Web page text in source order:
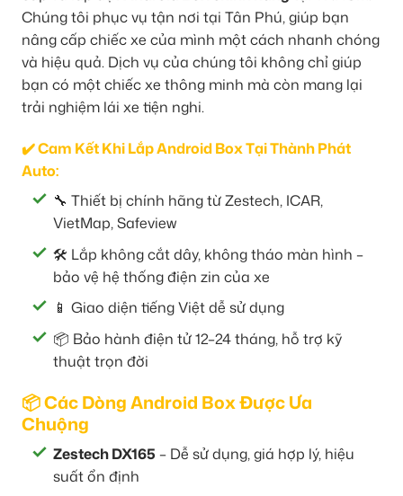
Chúng tôi phục vụ tận nơi tại Tân Phú, giúp bạn
nâng cấp chiếc xe của mình một cách nhanh chóng
và hiệu quả. Dịch vụ của chúng tôi không chỉ giúp
bạn có một chiếc xe thông minh mà còn mang lại
trải nghiệm lái xe tiện nghi.
✔️ Cam Kết Khi Lắp Android Box Tại Thành Phát
Auto:
🔧 Thiết bị chính hãng từ Zestech, ICAR,
VietMap, Safeview
🛠️ Lắp không cắt dây, không tháo màn hình –
bảo vệ hệ thống điện zin của xe
📱 Giao diện tiếng Việt dễ sử dụng
📦 Bảo hành điện tử 12–24 tháng, hỗ trợ kỹ
thuật trọn đời
📦 Các Dòng Android Box Được Ưa
Chuộng
Zestech DX165 – Dễ sử dụng, giá hợp lý, hiệu
suất ổn định